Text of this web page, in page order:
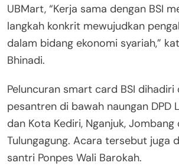
UBMart, “Kerja sama dengan BSI
langkah konkrit mewujudkan
dalam bidang ekonomi syariah,”
Bhinadi.
Peluncuran smart card BSI dihadiri
pesantren di bawah naungan DPD
dan Kota Kediri, Nganjuk, Jombang
Tulungagung. Acara tersebut juga
santri Ponpes Wali Barokah.